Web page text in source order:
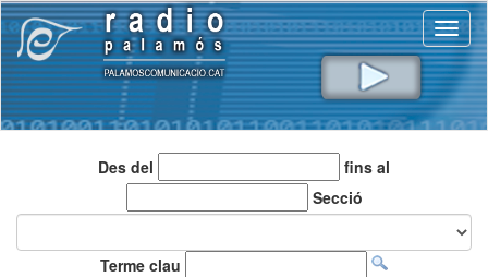
Des del
fins al
Secció
Terme clau